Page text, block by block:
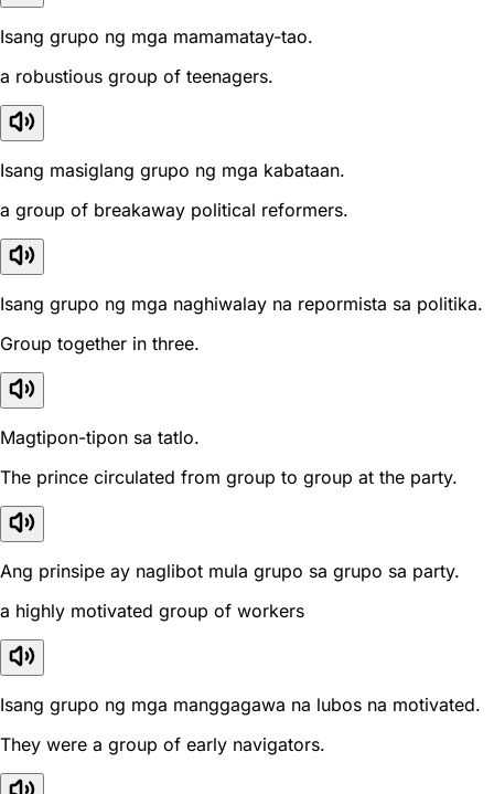
Isang grupo ng mga mamamatay-tao.
a robustious group of teenagers.
Isang masiglang grupo ng mga kabataan.
a group of breakaway political reformers.
Isang grupo ng mga naghiwalay na repormista sa politika.
Group together in three.
Magtipon-tipon sa tatlo.
The prince circulated from group to group at the party.
Ang prinsipe ay naglibot mula grupo sa grupo sa party.
a highly motivated group of workers
Isang grupo ng mga manggagawa na lubos na motivated.
They were a group of early navigators.